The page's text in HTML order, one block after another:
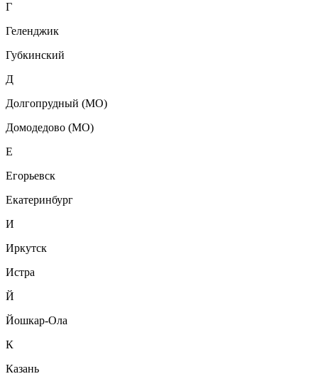
Г
Геленджик
Губкинский
Д
Долгопрудный (МО)
Домодедово (МО)
Е
Егорьевск
Екатеринбург
И
Иркутск
Истра
Й
Йошкар-Ола
К
Казань